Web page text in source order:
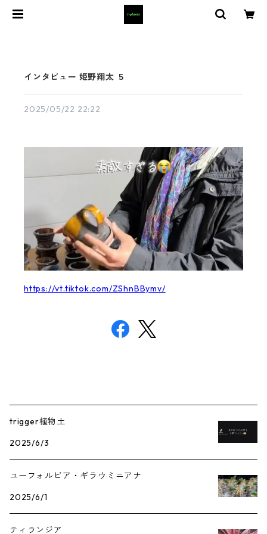
インタビュー 姫野翔太 ５
2025/05/22 22:22
https://vt.tiktok.com/ZShnBBymv/
trigger植物土
2025/6/3
ユーフォルビア・ギラウミニアナ
2025/6/1
ティランジア